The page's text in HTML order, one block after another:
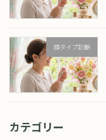
顔タイプ診断
カテゴリー